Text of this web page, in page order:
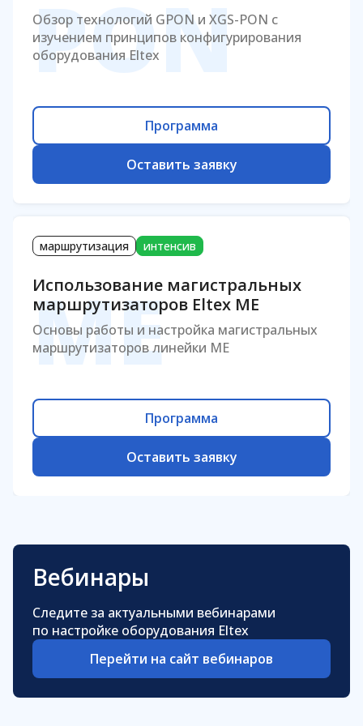
Обзор технологий GPON и XGS-PON с
изучением принципов конфигурирования
оборудования Eltex
Программа
Оставить заявку
PON
маршрутизация интенсив
Использование магистральных
маршрутизаторов Eltex ME
Основы работы и настройка магистральных
маршрутизаторов линейки ME
Программа
Оставить заявку
ME
Вебинары
Следите за актуальными вебинарами
по настройке оборудования Eltex
Перейти на сайт вебинаров